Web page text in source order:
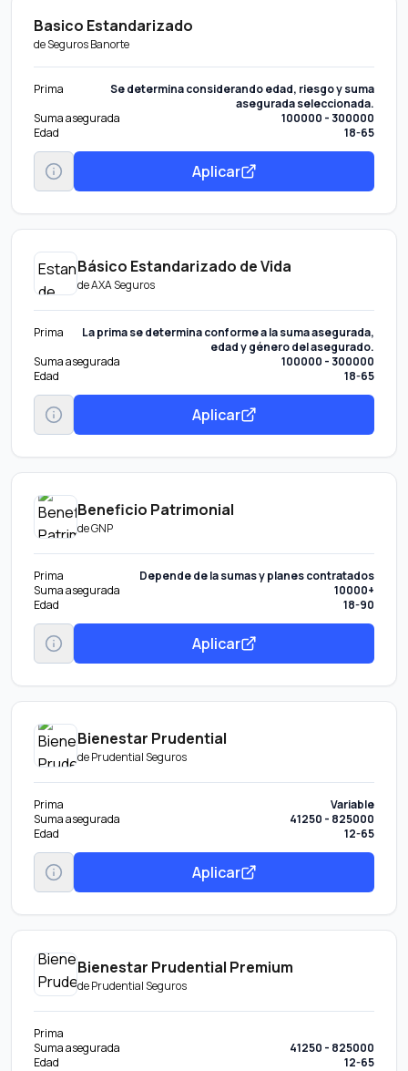
Basico Estandarizado
deSeguros Banorte
Prima
Se determina considerando edad, riesgo y suma
asegurada seleccionada.
Suma asegurada
100000 - 300000
Edad
18-65
Aplicar
Básico Estandarizado de Vida
deAXA Seguros
Prima
La prima se determina conforme a la suma asegurada,
edad y género del asegurado.
Suma asegurada
100000 - 300000
Edad
18-65
Aplicar
Beneficio Patrimonial
deGNP
Prima
Depende de la sumas y planes contratados
Suma asegurada
10000+
Edad
18-90
Aplicar
Bienestar Prudential
dePrudential Seguros
Prima
Variable
Suma asegurada
41250 - 825000
Edad
12-65
Aplicar
Bienestar Prudential Premium
dePrudential Seguros
Prima
Suma asegurada
41250 - 825000
Edad
12-65